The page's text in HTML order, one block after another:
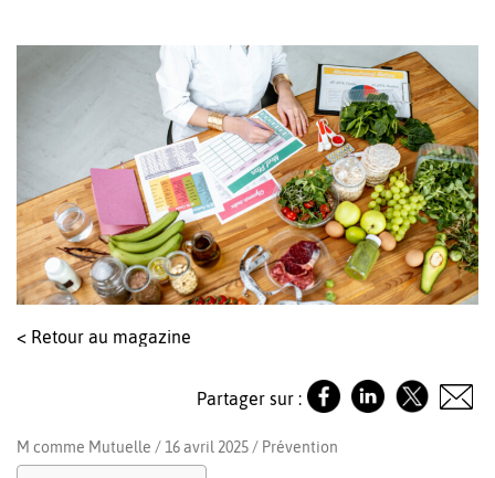
< Retour au magazine
Partager sur :
M comme Mutuelle / 16 avril 2025 / Prévention